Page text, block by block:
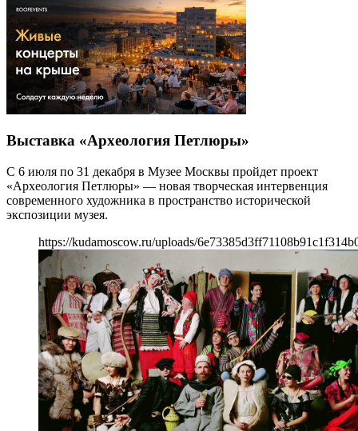
Выставка «Археология Петлюры»
С 6 июля по 31 декабря в Музее Москвы пройдет проект
«Археология Петлюры» — новая творческая интервенция
современного художника в пространство исторической
экспозиции музея.
https://kudamoscow.ru/uploads/